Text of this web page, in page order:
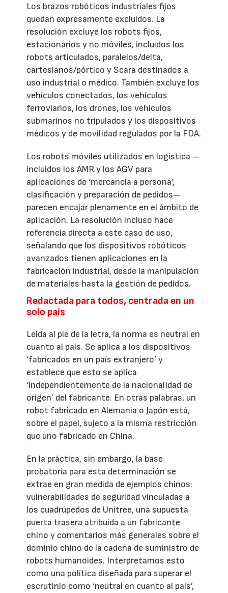
Los brazos robóticos industriales fijos
quedan expresamente excluidos. La
resolución excluye los robots fijos,
estacionarios y no móviles, incluidos los
robots articulados, paralelos/delta,
cartesianos/pórtico y Scara destinados a
uso industrial o médico. También excluye los
vehículos conectados, los vehículos
ferroviarios, los drones, los vehículos
submarinos no tripulados y los dispositivos
médicos y de movilidad regulados por la FDA.
Los robots móviles utilizados en logística —
incluidos los AMR y los AGV para
aplicaciones de ‘mercancía a persona’,
clasificación y preparación de pedidos—
parecen encajar plenamente en el ámbito de
aplicación. La resolución incluso hace
referencia directa a este caso de uso,
señalando que los dispositivos robóticos
avanzados tienen aplicaciones en la
fabricación industrial, desde la manipulación
de materiales hasta la gestión de pedidos.
Redactada para todos, centrada en un
solo país
Leída al pie de la letra, la norma es neutral en
cuanto al país. Se aplica a los dispositivos
‘fabricados en un país extranjero’ y
establece que esto se aplica
‘independientemente de la nacionalidad de
origen’ del fabricante. En otras palabras, un
robot fabricado en Alemania o Japón está,
sobre el papel, sujeto a la misma restricción
que uno fabricado en China.
En la práctica, sin embargo, la base
probatoria para esta determinación se
extrae en gran medida de ejemplos chinos:
vulnerabilidades de seguridad vinculadas a
los cuadrúpedos de Unitree, una supuesta
puerta trasera atribuida a un fabricante
chino y comentarios más generales sobre el
dominio chino de la cadena de suministro de
robots humanoides. Interpretamos esto
como una política diseñada para superar el
escrutinio como ‘neutral en cuanto al país’,